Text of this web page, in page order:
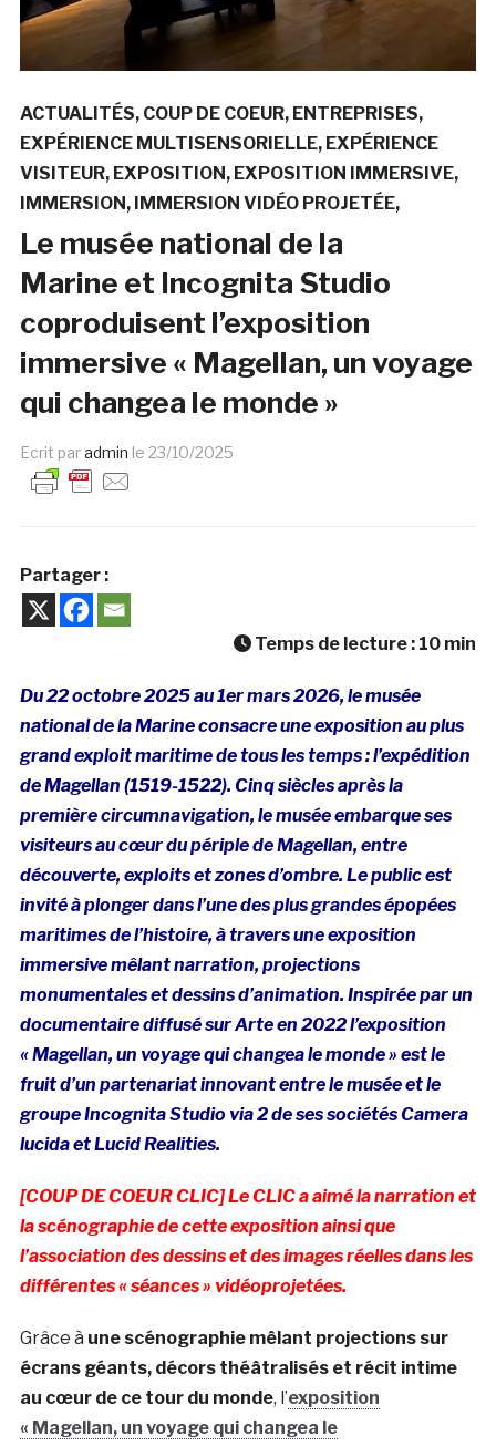
ACTUALITÉS COUP DE COEUR ENTREPRISES
EXPÉRIENCE MULTISENSORIELLE EXPÉRIENCE
VISITEUR EXPOSITION
EXPOSITION IMMERSIVE
IMMERSION
IMMERSION VIDÉO PROJETÉE
Le musée national de la
Marine et Incognita Studio
coproduisent l’exposition
immersive « Magellan, un voyage
qui changea le monde »
Ecrit paradmin le 23/10/2025
Partager :
Temps de lecture : 10 min
Du 22 octobre 2025 au 1er mars 2026, le musée
national de la Marine consacre une exposition au plus
grand exploit maritime de tous les temps : l’expédition
de Magellan (1519-1522). Cinq siècles après la
première circumnavigation, le musée embarque ses
visiteurs au cœur du périple de Magellan, entre
découverte, exploits et zones d’ombre. Le public est
invité à plonger dans l’une des plus grandes épopées
maritimes de l’histoire, à travers une exposition
immersive mêlant narration, projections
monumentales et dessins d’animation. Inspirée par un
documentaire diffusé sur Arte en 2022 l’exposition
« Magellan, un voyage qui changea le monde » est le
fruit d’un partenariat innovant entre le musée et le
groupe Incognita Studio via 2 de ses sociétés Camera
lucida et Lucid Realities.
[COUP DE COEUR CLIC]Le CLICa aimé la narration et
la scénographie de cette exposition ainsi que
l’association des dessins et des images réelles dans les
différentes « séances » vidéoprojetées.
Grâce à une scénographie mêlant projections sur
écrans géants, décors théâtralisés et récit intime
au cœur de ce tour du monde, l’exposition
« Magellan, un voyage qui changea le